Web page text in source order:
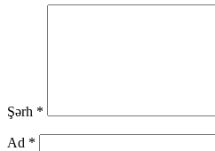
Şərh *
Ad *